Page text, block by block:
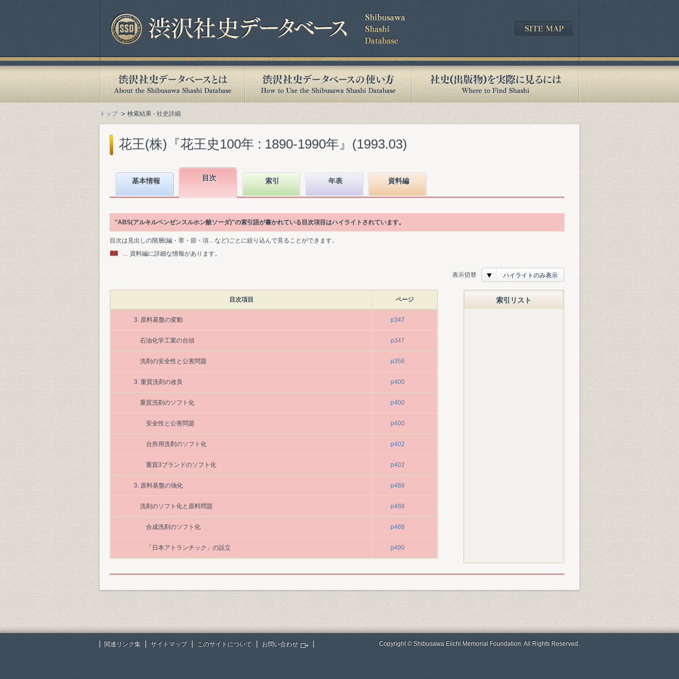
トップ 検索結果 - 社史詳細
花王(株)『花王史100年 : 1890-1990年』(1993.03)
基本情報 目次 索引 年表 資料編
"ABS(アルキルベンゼンスルホン酸ソーダ)"の索引語が書かれている目次項目はハイライトされています。
目次は見出しの階層(編・章・節・項…など)ごとに絞り込んで見ることができます。
… 資料編に詳細な情報があります。
表示切替 ハイライトのみ表示
目次項目 ページ
3. 原料基盤の変動 p347
石油化学工業の台頭 p347
洗剤の安全性と公害問題 p356
3. 重質洗剤の改良 p400
重質洗剤のソフト化 p400
安全性と公害問題 p400
台所用洗剤のソフト化 p402
重質3ブランドのソフト化 p402
3. 原料基盤の強化 p488
洗剤のソフト化と原料問題 p488
合成洗剤のソフト化 p488
「日本アトランチック」の設立 p490
索引リスト
関連リンク集 サイトマップ このサイトについて お問い合わせ Copyright © Shibusawa Eiichi Memorial Foundation. All Rights Reserved.